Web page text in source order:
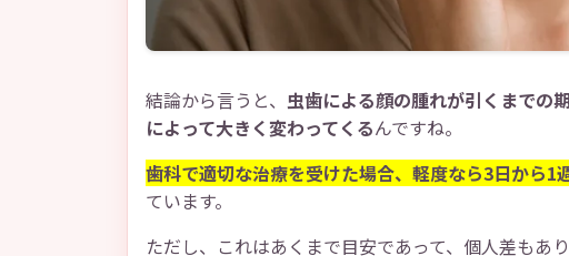
結論から言うと、 虫歯による顔の腫れが引くまでの
によって大きく変わってくるんですね。
歯科で適切な治療を受けた場合、軽度なら3日から1
ています。
ただし、これはあくまで目安であって、個人差もあ